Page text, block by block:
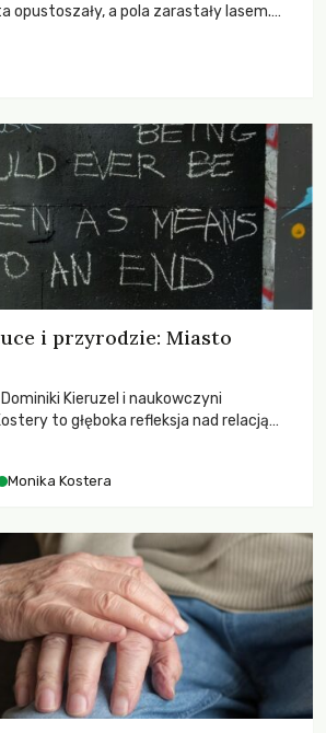
opustoszały, a pola zarastały lasem.
w swoich dziejach.
i przyrodzie: Miasto
Kieruzel i naukowczyni
to głęboka refleksja nad relacją
Monika Kostera